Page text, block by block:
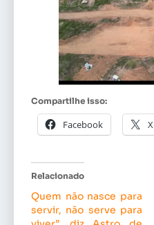
Compartilhe isso:
Facebook X
Relacionado
Quem não nasce para
servir, não serve para